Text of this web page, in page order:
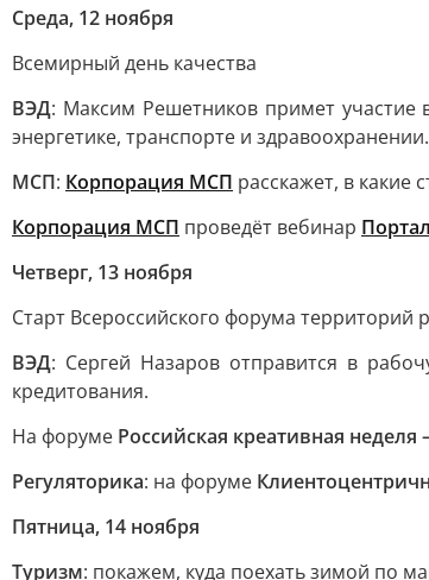
Среда, 12 ноября
Всемирный день качества
ВЭД: Максим Решетников примет участие
энергетике, транспорте и здравоохранении.
МСП: Корпорация МСП расскажет, в
Корпорация МСП проведёт вебинар
Четверг, 13 ноября
Старт Всероссийского форума территорий
ВЭД: Сергей Назаров отправится в
кредитования.
На форуме Российская креативная
Регуляторика: на форуме
Пятница, 14 ноября
Туризм: покажем, куда поехать зимой по